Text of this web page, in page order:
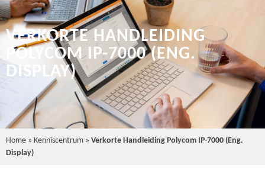
VERKORTE HANDLEIDING
POLYCOM IP-7000 (ENG.
DISPLAY)
Home » Kenniscentrum » Verkorte Handleiding Polycom IP-7000 (Eng.
Display)